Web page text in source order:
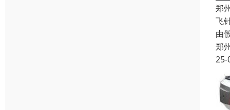
郑
飞
由
郑
25-